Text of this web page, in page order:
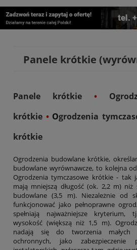
Panele krótkie
Panele krótkie •
krótkie • Ogrodzenia
krótkie
Ogrodzenia budowlane krótkie,
budowlane wyrównawcze, to kolejna
Ogrodzenia tymczasowe krótkie - tak
mają mniejszą długość (ok. 2,2 m)
budowlane (3,5 m). Niezależnie od
funkcjonować jako pełnoprawne
spełniają najważniejsze kryterium,
wysokość (większą niż 1,5 m).
nadają się do tworzenia małych
ochronnych, jako zabezpieczenie